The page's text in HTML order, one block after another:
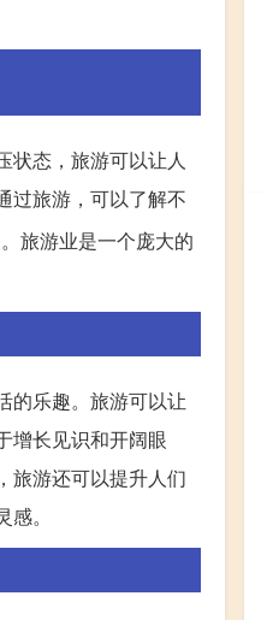
状态，旅游可以让人
过旅游，可以了解不
旅游业是一个庞大的
的乐趣。旅游可以让
增长见识和开阔眼
旅游还可以提升人们
。